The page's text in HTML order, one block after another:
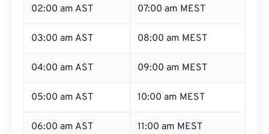
02:00 am AST 07:00 am MEST
03:00 am AST 08:00 am MEST
04:00 am AST 09:00 am MEST
05:00 am AST 10:00 am MEST
06:00 am AST 11:00 am MEST